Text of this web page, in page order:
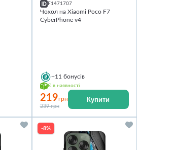
F1471707
Чохол на Xiaomi Poco F7
CyberPhone v4
+11 бонусів
Є в наявності
219грн
239 грн
Купити
-8%